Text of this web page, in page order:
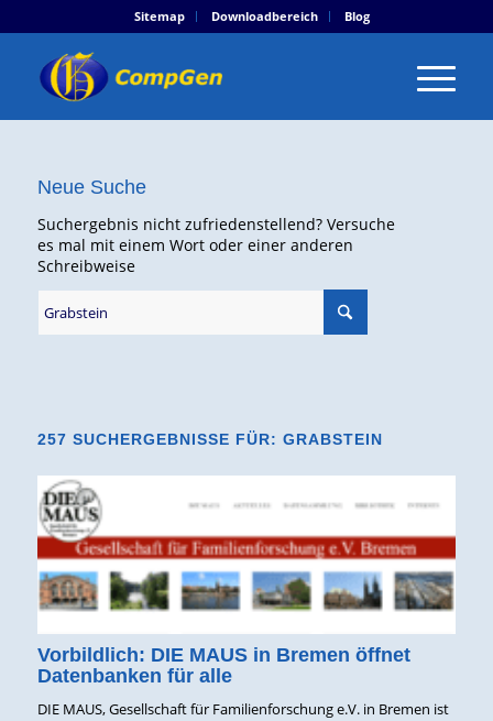
Sitemap Downloadbereich Blog
Neue Suche
Suchergebnis nicht zufriedenstellend? Versuche
es mal mit einem Wort oder einer anderen
Schreibweise
257 SUCHERGEBNISSE FÜR: GRABSTEIN
Vorbildlich: DIE MAUS in Bremen öffnet
Datenbanken für alle
DIE MAUS, Gesellschaft für Familienforschung e.V. in Bremen ist